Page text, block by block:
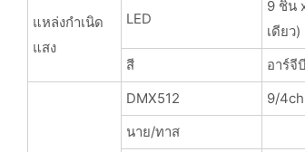
แหล่งกำเนิด
แสง
LED
9 ชิ้น
เดียว)
สี
อาร์จีบี
DMX512
9/
นาย/ทาส